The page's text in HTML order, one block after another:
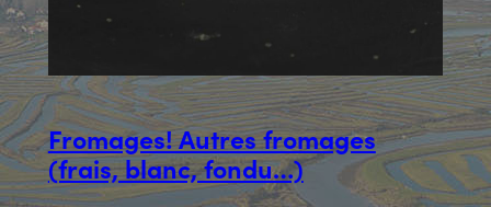
Fromages! Autres fromages
(frais, blanc, fondu…)